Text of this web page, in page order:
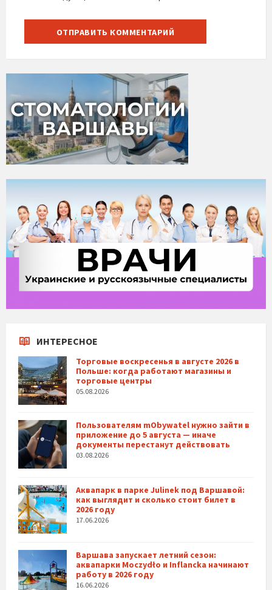
ИНТЕРЕСНОЕ
Торговые воскресенья в августе 2026 в
Польше: когда работают магазины и
торговые центры
05.08.2026
Пользователям mObywatel нужно зайти в
приложение до 5 августа — иначе
документы перестанут действовать
03.08.2026
Аквапарк в парке Julinek под Варшавой:
как выглядит и сколько стоит билет в
2026 году
17.06.2026
Варшава запускает летний сезон:
аквапарки Moczydło и Inflancka начинают
работу в 2026 году
16.06.2026